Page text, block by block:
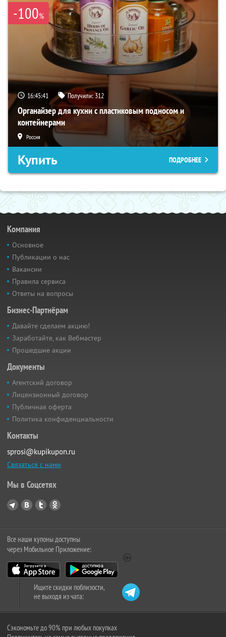
-100%
16:45:40 Получили: 312
Органайзер для кухни с пластиковым подносом и
контейнерами
Россия
Купить ПОДРОБНЕЕ
Компания
Основное
Публикации о нас
Вакансии
Правила сервиса
Ответы на вопросы
Бизнес-Партнёрам
Давайте сделаем акцию!
Заработайте, как Вебмастер
Прошедшие акции
Документы
Агентский договор
Лицензионный договор
Публичная оферта
Политика конфиденциальности
Контакты
sprosi@kupikupon.ru
Связаться с нами
Мы в Соцсетях
Все наши купоны доступны
через Мобильное Приложение:
Ищите скидки поблизости,
не выходя из чата:
Сэкономьте до 90% при любых покупках